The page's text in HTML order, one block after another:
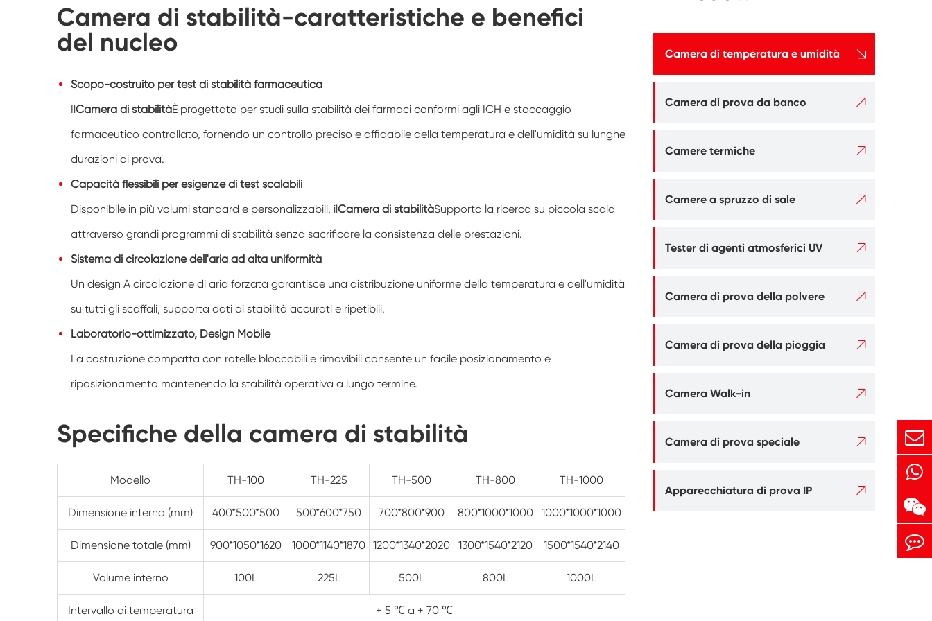
Camera di condizionamento dell'aria a
temperatura negativa
Camera di temperatura
Camera ambientale Reach-In
Camera antistress ambientale
Apparecchiatura di prova della durata di
conservazione accelerata
Camera ambientale Sub-zero
Camera dell'agitatore di temperatura
Camera di stabilità-caratteristiche e benefici
del nucleo
Scopo-costruito per test di stabilità farmaceutica
IlCamera di stabilitàÈ progettato per studi sulla stabilità dei farmaci conformi agli ICH e stoccaggio
farmaceutico controllato, fornendo un controllo preciso e affidabile della temperatura e dell'umidità su lunghe
durazioni di prova.
Capacità flessibili per esigenze di test scalabili
Disponibile in più volumi standard e personalizzabili, ilCamera di stabilitàSupporta la ricerca su piccola scala
attraverso grandi programmi di stabilità senza sacrificare la consistenza delle prestazioni.
Sistema di circolazione dell'aria ad alta uniformità
Un design A circolazione di aria forzata garantisce una distribuzione uniforme della temperatura e dell'umidità
su tutti gli scaffali, supporta dati di stabilità accurati e ripetibili.
Laboratorio-ottimizzato, Design Mobile
La costruzione compatta con rotelle bloccabili e rimovibili consente un facile posizionamento e
riposizionamento mantenendo la stabilità operativa a lungo termine.
Specifiche della camera di stabilità
Modello TH-100 TH-225 TH-500 TH-800 TH-1000
Dimensione interna (mm) 400*500*500 500*600*750 700*800*900 800*1000*1000 1000*1000*1000
Dimensione totale (mm) 900*1050*1620 1000*1140*1870 1200*1340*2020 1300*1540*2120 1500*1540*2140
Volume interno 100L 225L 500L 800L 1000L
Intervallo di temperatura + 5 ℃ a + 70 ℃
Camera di temperatura e umidità 
Camera di prova da banco 
Camere termiche 
Camere a spruzzo di sale 
Tester di agenti atmosferici UV 
Camera di prova della polvere 
Camera di prova della pioggia 
Camera Walk-in 
Camera di prova speciale 
Apparecchiatura di prova IP 